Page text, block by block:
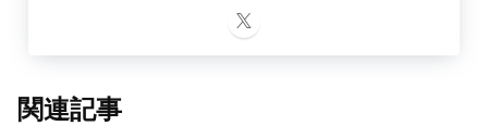
関連記事